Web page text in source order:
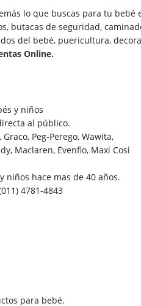
lo que buscas para tu bebé
butacas de seguridad,
del bebé, puericultura,
Online.
y niños
al público.
Peg-Perego, Wawita,
Maclaren, Evenflo, Maxi Cosi
niños hace mas de 40 años.
4781-4843
para bebé.